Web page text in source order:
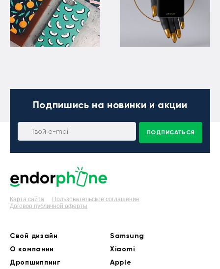
Подпишись на новинки и акции
ПОДПИСАТЬСЯ
Карта сайта
Пользовательское соглашение
Договор публичной оферты
Свой дизайн
О компании
Дропшиппинг
Samsung
Xiaomi
Apple